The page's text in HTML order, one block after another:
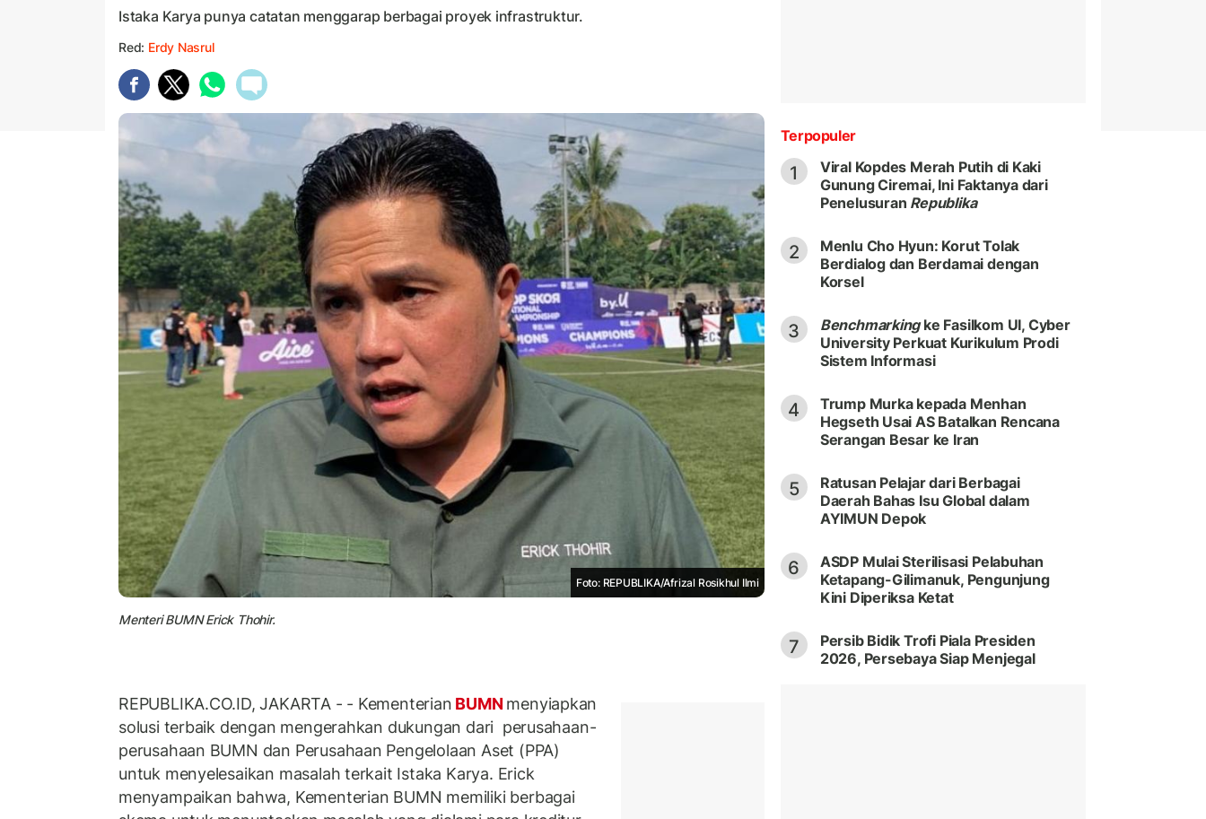
Istaka Karya punya catatan menggarap berbagai proyek infrastruktur.
Red: Erdy Nasrul
Foto: REPUBLIKA/Afrizal Rosikhul Ilmi
Menteri BUMN Erick Thohir.
REPUBLIKA.CO.ID, JAKARTA - - Kementerian BUMN menyiapkan
solusi terbaik dengan mengerahkan dukungan dari perusahaan-
perusahaan BUMN dan Perusahaan Pengelolaan Aset (PPA)
untuk menyelesaikan masalah terkait Istaka Karya. Erick
menyampaikan bahwa, Kementerian BUMN memiliki berbagai
Terpopuler
1
Viral Kopdes Merah Putih di Kaki
Gunung Ciremai, Ini Faktanya dari
Penelusuran Republika
2
Menlu Cho Hyun: Korut Tolak
Berdialog dan Berdamai dengan
Korsel
3 Benchmarkingke Fasilkom UI, Cyber
University Perkuat Kurikulum Prodi
Sistem Informasi
4
Trump Murka kepada Menhan
Hegseth Usai AS Batalkan Rencana
Serangan Besar ke Iran
5
Ratusan Pelajar dari Berbagai
Daerah Bahas Isu Global dalam
AYIMUN Depok
6
ASDP Mulai Sterilisasi Pelabuhan
Ketapang-Gilimanuk, Pengunjung
Kini Diperiksa Ketat
7
Persib Bidik Trofi Piala Presiden
2026, Persebaya Siap Menjegal